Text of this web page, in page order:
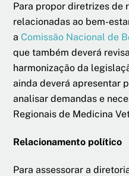
Para propor diretrizes de
relacionadas ao bem-
a Comissão Nacional de
que também deverá
harmonização da
ainda deverá apresentar
analisar demandas e
Regionais de Medicina
Relacionamento político
Para assessorar a